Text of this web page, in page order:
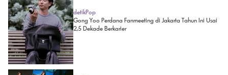
detikPop
Gong Yoo Perdana Fanmeeting di Jakarta Tahun Ini Usai
2,5 Dekade Berkarier